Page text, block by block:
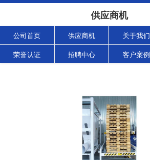
供应商机
公司首页 供应商机 关于我们
荣誉认证 招聘中心 客户案例